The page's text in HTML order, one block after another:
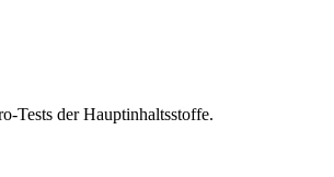
Tests der Hauptinhaltsstoffe.